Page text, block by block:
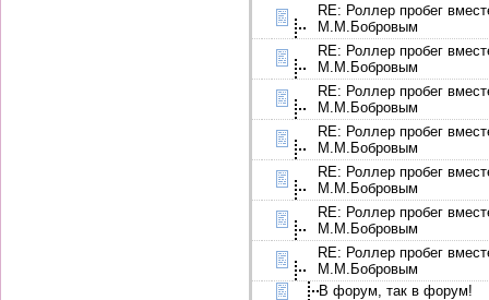
RE: Роллер пробег
М.М.Бобровым
RE: Роллер пробег
М.М.Бобровым
RE: Роллер пробег
М.М.Бобровым
RE: Роллер пробег
М.М.Бобровым
RE: Роллер пробег
М.М.Бобровым
RE: Роллер пробег
М.М.Бобровым
RE: Роллер пробег
М.М.Бобровым
В форум, так в форум!